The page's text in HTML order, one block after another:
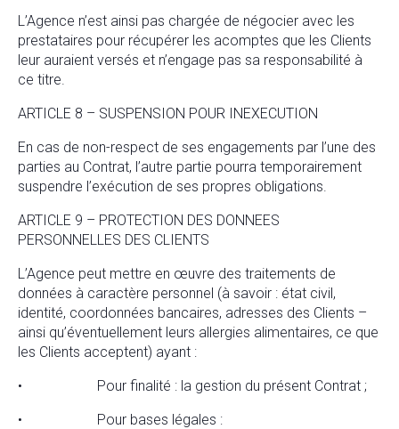
L’Agence n’est ainsi pas chargée de négocier avec les
prestataires pour récupérer les acomptes que les Clients
leur auraient versés et n’engage pas sa responsabilité à
ce titre.
ARTICLE 8 – SUSPENSION POUR INEXECUTION
En cas de non-respect de ses engagements par l’une des
parties au Contrat, l’autre partie pourra temporairement
suspendre l’exécution de ses propres obligations.
ARTICLE 9 – PROTECTION DES DONNEES
PERSONNELLES DES CLIENTS
L’Agence peut mettre en œuvre des traitements de
données à caractère personnel (à savoir : état civil,
identité, coordonnées bancaires, adresses des Clients –
ainsi qu’éventuellement leurs allergies alimentaires, ce que
les Clients acceptent) ayant :
• Pour finalité : la gestion du présent Contrat ;
• Pour bases légales :